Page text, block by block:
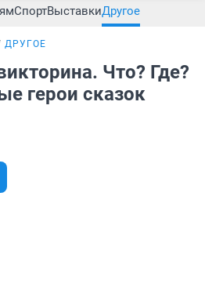
СпортВыставкиДругое
ДРУГОЕ
Что? Где?
герои сказок